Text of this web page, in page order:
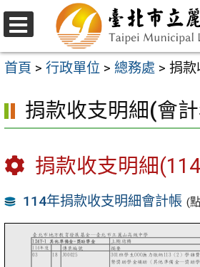
跳
至
主
內
容
區
選
單
首頁 > 行政單位 > 總務處 > 捐款
捐款收支明細(會
捐款收支明細
114年捐款收支明細會計帳 (